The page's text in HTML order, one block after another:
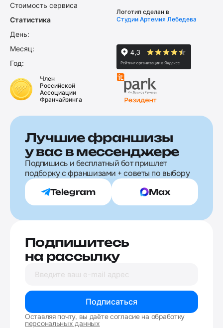
Стоимость сервиса
Статистика
День:
Месяц:
Год:
Логотип сделан в
Студии Артемия Лебедева
Член
Российской
Ассоциации
Франчайзинга
Лучшие франшизы
у вас в мессенджере
Подпишись и бесплатный бот пришлет
подборку с франшизами + советы по выбору
Telegram Max
Подпишитесь
на рассылку
Подписаться
Оставляя почту, вы даёте согласие на обработку
персональных данных